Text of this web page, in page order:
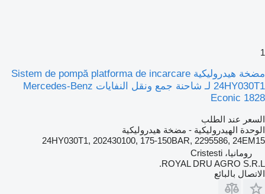
1
مضخة هيدروليكية Sistem de pompă platforma de incarcare
24HY030T1 لـ شاحنة جمع ونقل النفايات Mercedes-Benz
Econic 1828
السعر عند الطلب
الوحدة الهيدروليكية - مضخة هيدروليكية
24HY030T1, 202430100, 175-150BAR, 2295586, 24EM15
رومانيا، Cristesti
ROYAL DRU AGRO S.R.L.
الاتصال بالبائع